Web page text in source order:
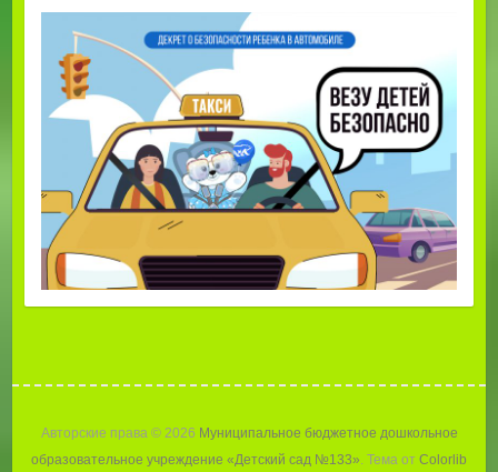
Авторские права © 2026 Муниципальное бюджетное дошкольное
образовательное учреждение «Детский сад №133» . Тема от Colorlib